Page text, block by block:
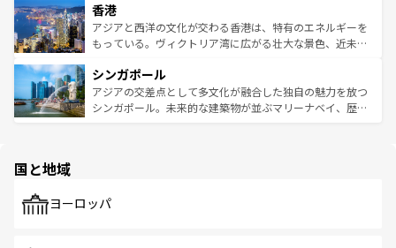
とつ。フォーやバインミー、ベトナムコーヒーなどは、ぜ
ひ現地で味わいたい。どの地域を訪れてもあたたかい人々
が旅行者を迎えてくれるので、きっと忘れられない旅にな
参照してほしい。
の活気が交差している。北部ではチェンマイなどの山岳地
帯で自然と触れ合い、南部ではプーケットやクラビの美し
いビーチでリゾート気分を楽しむことができる。タイ料理
激する。気候は一年中温暖で、どの季節にも異なる楽しみ
が待っている。親しみやすいタイの人々、仏教を中心とし
た文化、そして多様な観光資源が、訪れる旅人を魅了し続
香港
アジアと西洋の文化が交わる香港は、特有のエネルギーを
もっている。ヴィクトリア湾に広がる壮大な景色、近未来
み、どこを訪れても感動するはず。観光スポットが密集し
ており、効率よく見どころを回れるのも魅力。息をのむよ
うな絶景から文化的な体験まで、香港を存分に楽しみ尽く
シンガポール
アジアの交差点として多文化が融合した独自の魅力を放つ
シンガポール。未来的な建築物が並ぶマリーナベイ、歴史
で、ホーカーズは地元の風情を楽しめる外せないスポット
国と地域
ヨーロッパ